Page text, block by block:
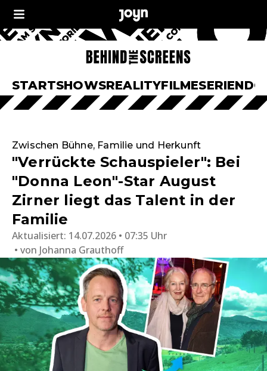
STARTSHOWSREALITYFILMESERIEN
Zwischen Bühne, Familie und Herkunft
"Verrückte Schauspieler": Bei
"Donna Leon"-Star August
Zirner liegt das Talent in der
Familie
Aktualisiert: 14.07.2026 • 07:35 Uhr
von Johanna Grauthoff